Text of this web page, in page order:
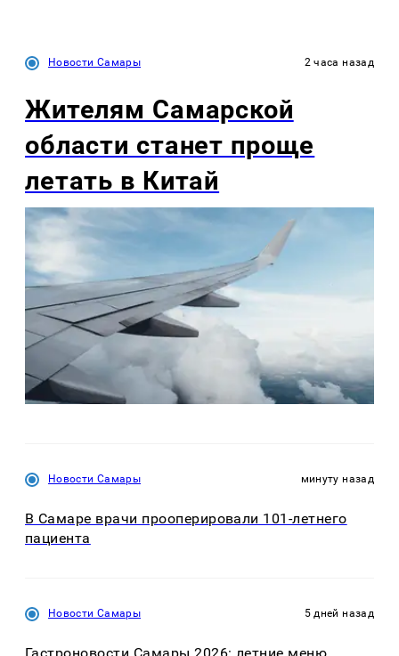
Новости Самары 2 часа назад
Жителям Самарской
области станет проще
летать в Китай
Новости Самары минуту назад
В Самаре врачи прооперировали 101-летнего
пациента
Новости Самары 5 дней назад